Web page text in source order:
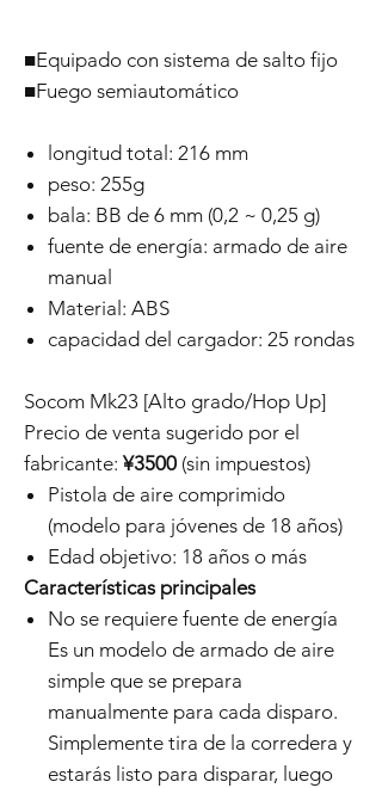
■Equipado con sistema de salto fijo
■Fuego semiautomático
longitud total: 216 mm
peso: 255g
bala: BB de 6 mm (0,2 ~ 0,25 g)
fuente de energía: armado de aire
manual
Material: ABS
capacidad del cargador: 25 rondas
Socom Mk23 [Alto grado/Hop Up]
Precio de venta sugerido por el
fabricante: ¥3500 (sin impuestos)
Pistola de aire comprimido
(modelo para jóvenes de 18 años)
Edad objetivo: 18 años o más
Características principales
No se requiere fuente de energía
Es un modelo de armado de aire
simple que se prepara
manualmente para cada disparo.
Simplemente tira de la corredera y
estarás listo para disparar, luego